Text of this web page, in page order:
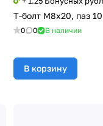
Т-болт М8х20, паз
0 0 В наличии
В корзину